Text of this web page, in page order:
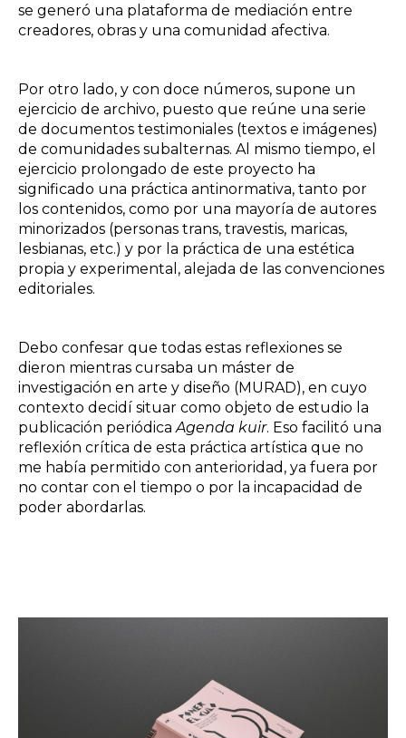
se generó una plataforma de mediación entre
creadores, obras y una comunidad afectiva.
Por otro lado, y con doce números, supone un
ejercicio de archivo, puesto que reúne una serie
de documentos testimoniales (textos e imágenes)
de comunidades subalternas. Al mismo tiempo, el
ejercicio prolongado de este proyecto ha
significado una práctica antinormativa, tanto por
los contenidos, como por una mayoría de autores
minorizados (personas trans, travestis, maricas,
lesbianas, etc.) y por la práctica de una estética
propia y experimental, alejada de las convenciones
editoriales.
Debo confesar que todas estas reflexiones se
dieron mientras cursaba un máster de
investigación en arte y diseño (MURAD), en cuyo
contexto decidí situar como objeto de estudio la
publicación periódica Agenda kuir. Eso facilitó una
reflexión crítica de esta práctica artística que no
me había permitido con anterioridad, ya fuera por
no contar con el tiempo o por la incapacidad de
poder abordarlas.